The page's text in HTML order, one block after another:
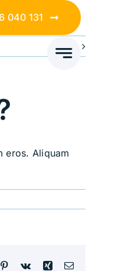
040 131
Next
eros. Aliquam
Pinterest
Vk Xing Email